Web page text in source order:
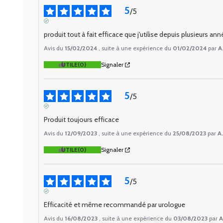
5/5
produit tout à fait efficace que j'utilise depuis plusieurs
Avis du 15/02/2024 , suite à une expérience du 01/02/2024 par
UTILE(0) Signaler
5/5
Produit toujours efficace
Avis du 12/09/2023 , suite à une expérience du 25/08/2023 par
UTILE(0) Signaler
5/5
Efficacité et même recommandé par urologue
Avis du 16/08/2023 , suite à une expérience du 03/08/2023 par